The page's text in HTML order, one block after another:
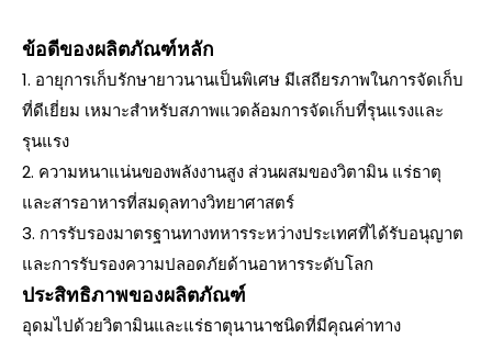
ข้อดีของผลิตภัณฑ์หลัก
1. อายุการเก็บรักษายาวนานเป็นพิเศษ มีเสถียรภาพในการจัดเก็บ
ที่ดีเยี่ยม เหมาะสำหรับสภาพแวดล้อมการจัดเก็บที่รุนแรงและ
รุนแรง
2. ความหนาแน่นของพลังงานสูง ส่วนผสมของวิตามิน แร่ธาตุ
และสารอาหารที่สมดุลทางวิทยาศาสตร์
3. การรับรองมาตรฐานทางทหารระหว่างประเทศที่ได้รับอนุญาต
และการรับรองความปลอดภัยด้านอาหารระดับโลก
ประสิทธิภาพของผลิตภัณฑ์
อุดมไปด้วยวิตามินและแร่ธาตุนานาชนิดที่มีคุณค่าทาง